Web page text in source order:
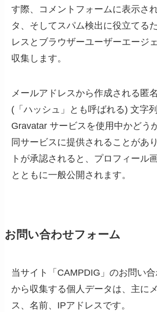
す際、コメントフォームに表示さ
タ、そしてスパム検出に役立てる
レスとブラウザーユーザーエージ
収集します。
メールアドレスから作成される匿
(「ハッシュ」とも呼ばれる) 文字
Gravatar サービスを使用中かどう
同サービスに提供されることがあ
トが承認されると、プロフィール
とともに一般公開されます。
お問い合わせフォーム
当サイト「CAMPDIG」のお問い
から収集する個人データは、主に
ス、名前、IPアドレスです。